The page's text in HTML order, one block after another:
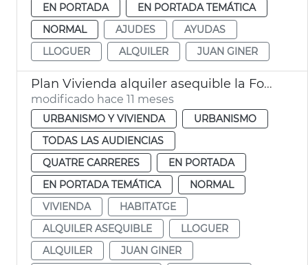
EN PORTADA
EN PORTADA TEMÁTICA
NORMAL
AJUDES
AYUDAS
LLOGUER
ALQUILER JUAN GINER
Plan Vivienda alquiler asequible la Fonteta
modificado hace 11 meses
URBANISMO Y VIVIENDA
URBANISMO
TODAS LAS AUDIENCIAS
QUATRE CARRERES
EN PORTADA
EN PORTADA TEMÁTICA
NORMAL
VIVIENDA
HABITATGE
ALQUILER ASEQUIBLE
LLOGUER
ALQUILER
JUAN GINER